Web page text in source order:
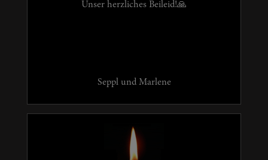
Unser herzliches Beileid!🙏
Seppl und Marlene